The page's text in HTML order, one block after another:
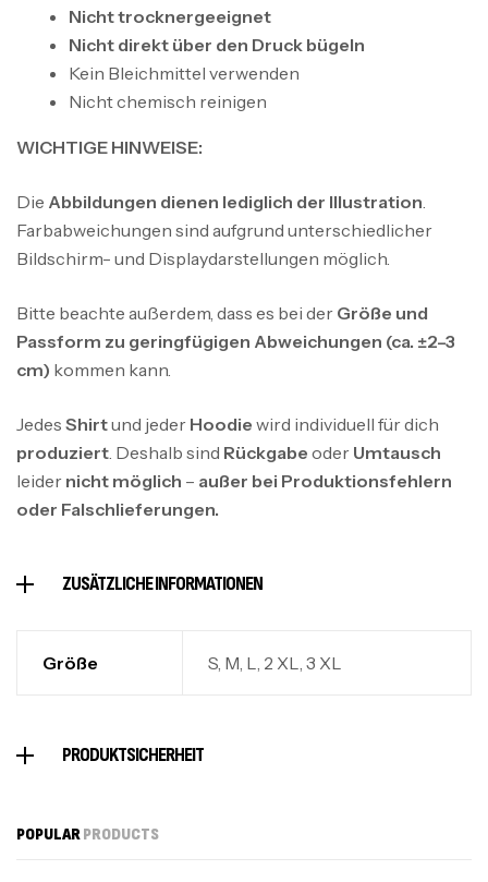
Nicht trocknergeeignet
Nicht direkt über den Druck bügeln
Kein Bleichmittel verwenden
Nicht chemisch reinigen
WICHTIGE HINWEISE:
Die Abbildungen dienen lediglich der Illustration.
Farbabweichungen sind aufgrund unterschiedlicher
Bildschirm- und Displaydarstellungen möglich.
Bitte beachte außerdem, dass es bei der Größe und
Passform zu geringfügigen Abweichungen (ca. ±2–3
cm) kommen kann.
Jedes Shirtund jeder Hoodie wird individuell für dich
produziert. Deshalb sind Rückgabe oder Umtausch
leider nicht möglich – außer bei Produktionsfehlern
oder Falschlieferungen.
ZUSÄTZLICHE INFORMATIONEN
Größe S, M, L, 2 XL, 3 XL
PRODUKTSICHERHEIT
POPULARPRODUCTS